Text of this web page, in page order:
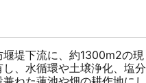
堤下流に、約1300m2の現
、水循環や土壌浄化、塩分